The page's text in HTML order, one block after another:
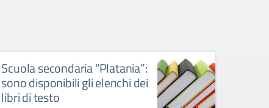
Scuola secondaria “Platania”:
sono disponibili gli elenchi dei
libri di testo